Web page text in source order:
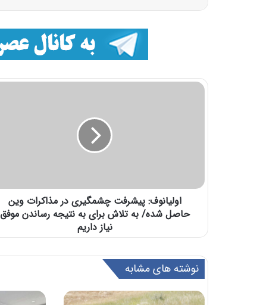
اولیانوف: پیشرفت چشمگیری در مذاکرات وین
حاصل شده/ به تلاش برای به نتیجه رساندن موفق
نیاز داریم
نوشته های مشابه